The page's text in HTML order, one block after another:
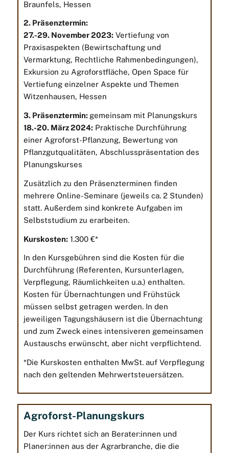
Braunfels, Hessen
2. Präsenztermin:
27.-29. November 2023: Vertiefung von
Praxisaspekten (Bewirtschaftung und
Vermarktung, Rechtliche Rahmenbedingungen),
Exkursion zu Agroforstfläche, Open Space für
Vertiefung einzelner Aspekte und Themen
Witzenhausen, Hessen
3. Präsenztermin: gemeinsam mit Planungskurs
18.-20. März 2024:Praktische Durchführung
einer Agroforst-Pflanzung, Bewertung von
Pflanzgutqualitäten, Abschlusspräsentation des
Planungskurses
Zusätzlich zu den Präsenzterminen finden
mehrere Online-Seminare (jeweils ca. 2 Stunden)
statt. Außerdem sind konkrete Aufgaben im
Selbststudium zu erarbeiten.
Kurskosten:1.300 €*
In den Kursgebühren sind die Kosten für die
Durchführung (Referenten, Kursunterlagen,
Verpflegung, Räumlichkeiten u.a.) enthalten.
Kosten für Übernachtungen und Frühstück
müssen selbst getragen werden. In den
jeweiligen Tagungshäusern ist die Übernachtung
und zum Zweck eines intensiveren gemeinsamen
Austauschs erwünscht, aber nicht verpflichtend.
*Die Kurskosten enthalten MwSt. auf Verpflegung
nach den geltenden Mehrwertsteuersätzen.
Agroforst-Planungskurs
Der Kurs richtet sich an Berater:innen und
Planer:innen aus der Agrarbranche, die die